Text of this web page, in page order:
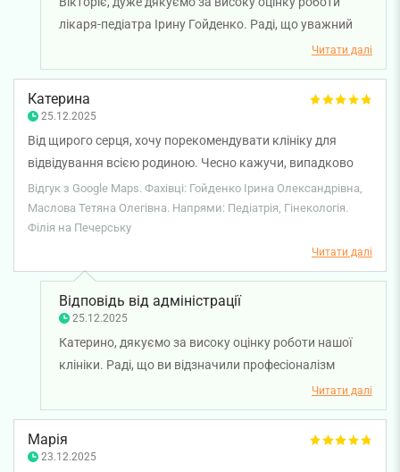
лікаря-педіатра Ірину Гойденко. Раді, що уважний
підхід, зрозумілі пояснення та постійний зв’язок
допомагають вам почуватися впевнено й спокійно
за здоров’я дитини. Бажаємо вам міцного здоров'я!
Читати далі
Катерина
25.12.2025
Від щирого серця, хочу порекомендувати клініку для
відвідування всією родиною. Чесно кажучи, випадково
обрала клініку для першого візиту своєї дитини та була
вражена чуйністю і відповідальністю лікаря Гойденко.
Потім, сама вирішила відвідати лікаря Маслову Тетяну, і
знову переконалась в професійності фахівців які там
працюють. Після багатьох візитів, маю лише позитивні
враження. Смарт - це точно те місце, де можна довірити
своє здоров’я та своїх близьких. Дякую, всьому
персоналу за комфортне перебування та чуйність до
кожного пацієнта.
Відгук з Google Maps. Фахівці: Гойденко Ірина Олександрівна,
Маслова Тетяна Олегівна. Напрями: Педіатрія, Гінекологія.
Філія на Печерську
Читати далі
Відповідь від адміністрації
25.12.2025
Катерино, дякуємо за високу оцінку роботи нашої
клініки. Раді, що ви відзначили професіоналізм
лікаря-педіатра Ірини Гойденко та лікаря-акушер-
гінеколога Тетяни Маслової, а також комфорт і
уважне ставлення до пацієнтів. Бажаємо вам
міцного здоров'я!
Читати далі
Марія
23.12.2025